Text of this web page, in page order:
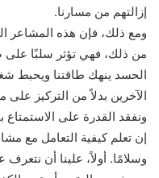
إزالتهم من مسارنا.
ومع ذلك، فإن هذه المشاعر
من ذلك، فهي تؤثر سلبًا على
الحسد ينهك طاقتنا ويحبط
الآخرين بدلاً من التركيز على
ونفقد القدرة على الاستمتاع
إن تعلم كيفية التعامل مع
وسلامًا. أولاً، علينا أن